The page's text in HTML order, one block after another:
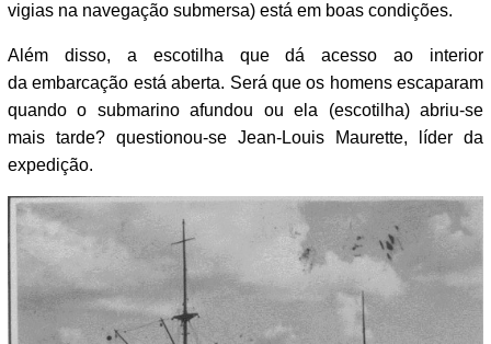
vigias na navegação submersa) está em boas condições.
Além disso, a escotilha que dá acesso ao interior
da embarcação está aberta. Será que os homens escaparam
quando o submarino afundou ou ela (escotilha) abriu-se
mais tarde? questionou-se Jean-Louis Maurette, líder da
expedição.